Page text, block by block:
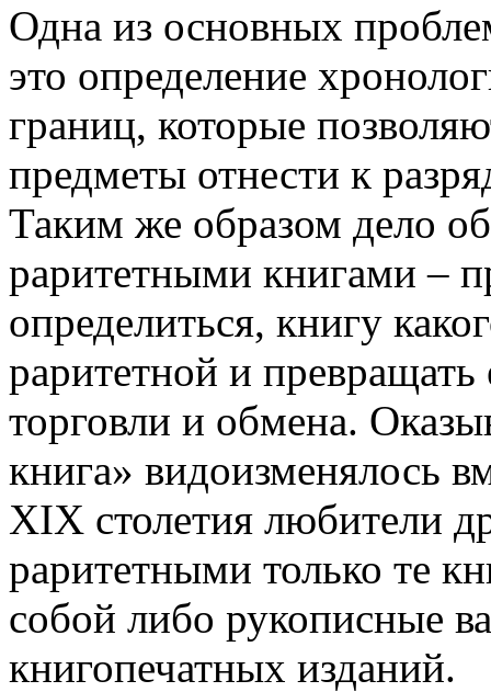
Одна из основных
это определение
границ, которые
предметы отнести к
Таким же образом дело
раритетными книгами –
определиться, книгу
раритетной и
торговли и обмена.
книга» видоизменялось
XIX столетия любители
раритетными только те
собой либо рукописные
книгопечатных изданий.